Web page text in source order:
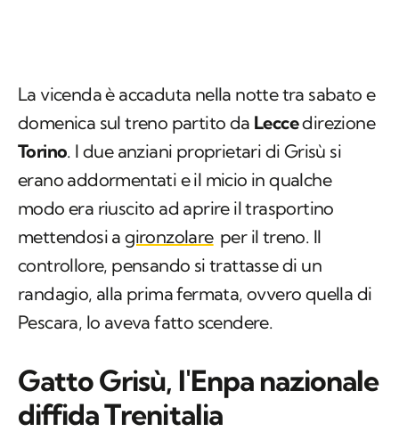
La vicenda è accaduta nella notte tra sabato e
domenica sul treno partito da Leccedirezione
Torino. I due anziani proprietari di Grisù si
erano addormentati e il micio in qualche
modo era riuscito ad aprire il trasportino
mettendosi agironzolare per il treno. Il
controllore, pensando si trattasse di un
randagio, alla prima fermata, ovvero quella di
Pescara, lo aveva fatto scendere.
Gatto Grisù, l'Enpa nazionale
diffida Trenitalia